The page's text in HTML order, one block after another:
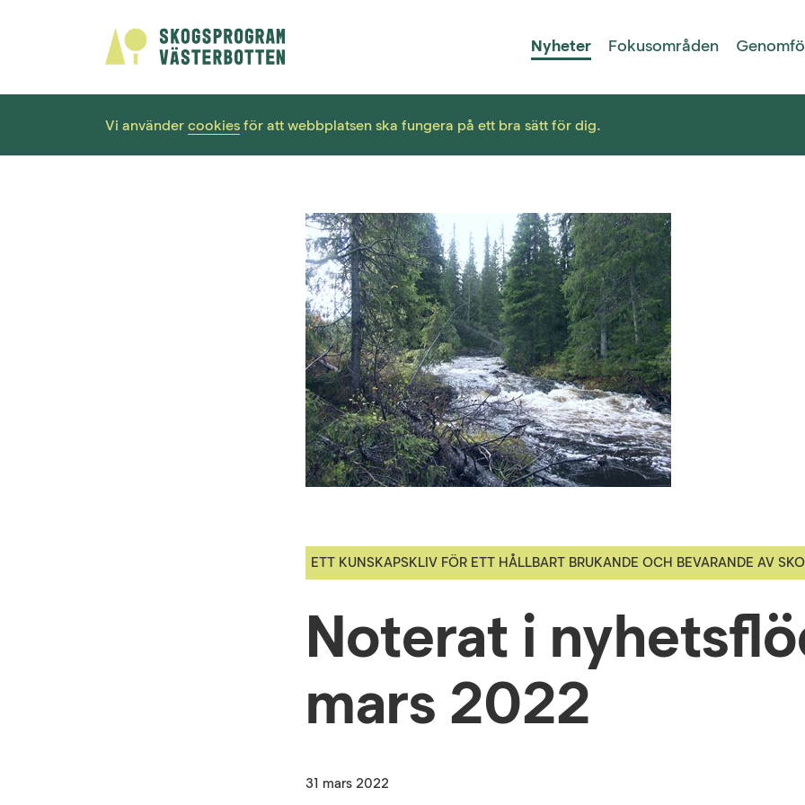
Nyheter Fokusområden
Vi använder cookies för att webbplatsen ska fungera på ett bra sätt för dig.
ETT KUNSKAPSKLIV FÖR ETT HÅLLBART BRUKANDE OCH BEVARANDE AV
Noterat i
mars 2022
31 mars 2022